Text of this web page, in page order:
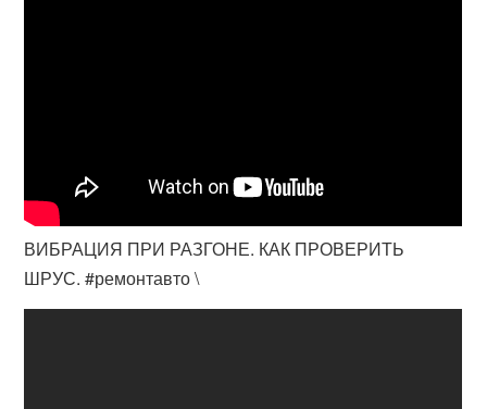
ВИБРАЦИЯ ПРИ РАЗГОНЕ. КАК ПРОВЕРИТЬ
ШРУС. #ремонтавто \